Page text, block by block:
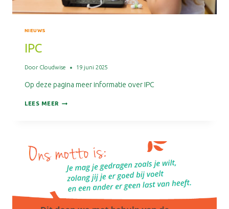
NIEUWS
IPC
Door Cloudwise 19 juni 2025
Op deze pagina meer informatie over IPC
LEES MEER